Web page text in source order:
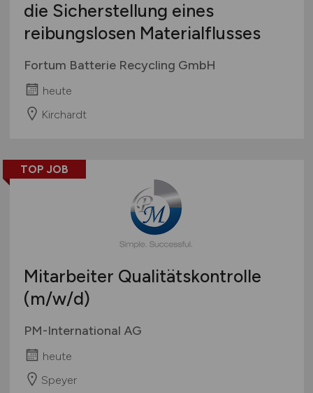
die Sicherstellung eines
reibungslosen Materialflusses
Fortum Batterie Recycling GmbH
heute
Kirchardt
TOP JOB
Mitarbeiter Qualitätskontrolle
(m/w/d)
PM-International AG
heute
Speyer